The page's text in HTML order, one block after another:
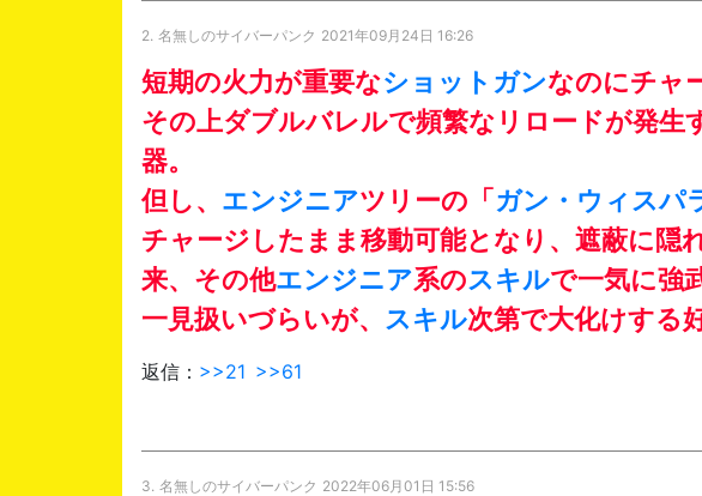
2. 名無しのサイバーパンク 2021年09月24日 16:26
短期の火力が重要なショットガンなのにチャ
その上ダブルバレルで頻繁なリロードが発生
器。
但し、 エンジニアツリーの「ガン・ウィスパ
チャージしたまま移動可能となり、遮蔽に隠
来、その他エンジニア系のスキルで一気に強
一見扱いづらいが、 スキル次第で大化けする
返信： >>21 >>61
3. 名無しのサイバーパンク 2022年06月01日 15:56